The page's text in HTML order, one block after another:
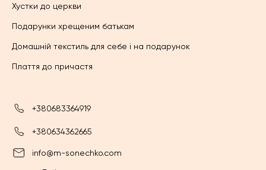
Хустки до церкви
Подарунки хрещеним батькам
Домашній текстиль для себе і на подарунок
Плаття до причастя
+380683364919
+380634362665
info@m-sonechko.com